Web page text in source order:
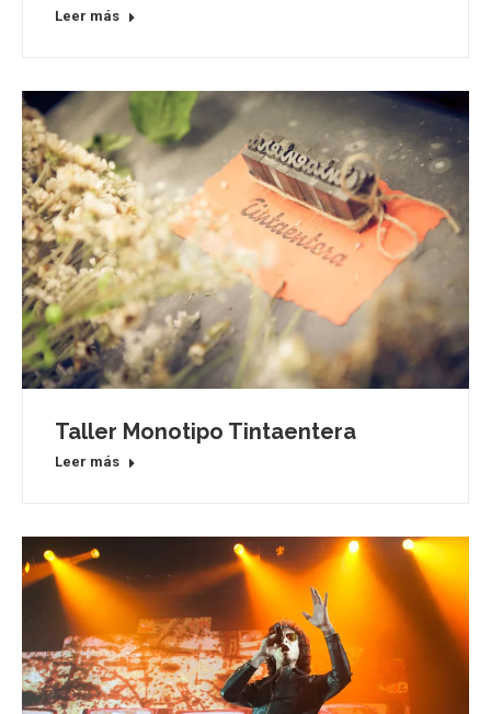
Leer más
Taller Monotipo Tintaentera
Leer más